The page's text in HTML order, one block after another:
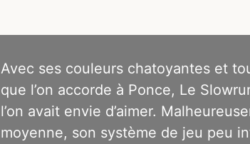
Avec ses couleurs chatoyantes et
que l’on accorde à Ponce, Le
l’on avait envie d’aimer.
moyenne, son système de jeu peu